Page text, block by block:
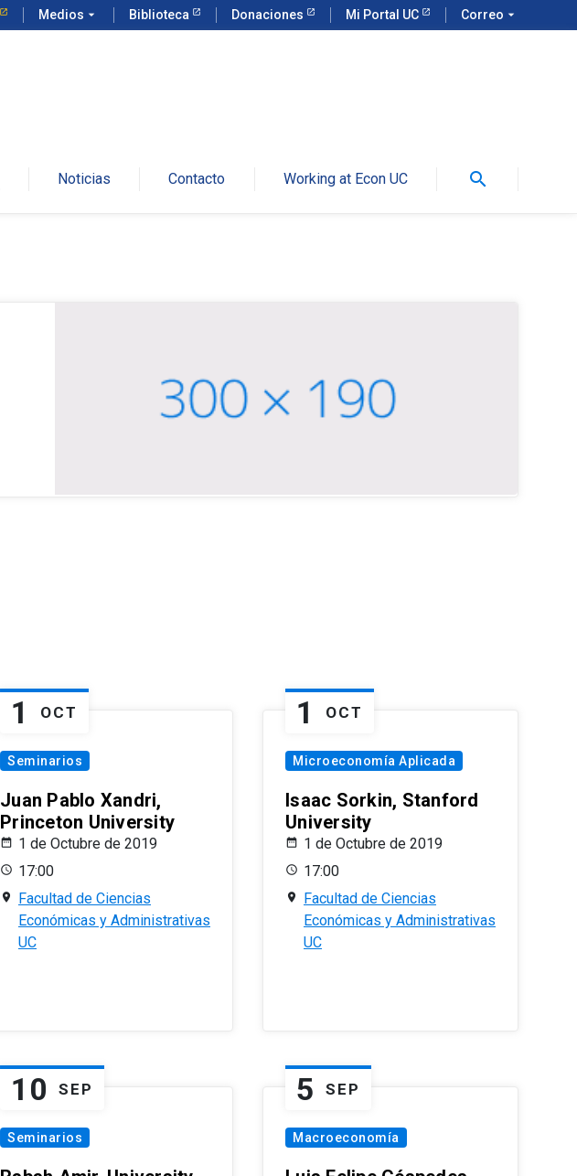
Medios arrow_drop_down Biblioteca Donaciones Mi Portal UC Correo arrow_drop_down
Noticias Contacto Working at Econ UC search
1 OCT
Seminarios
Juan Pablo Xandri,
Princeton University
1 de Octubre de 2019
17:00
Facultad de Ciencias
Económicas y Administrativas
UC
1 OCT
Microeconomía Aplicada
Isaac Sorkin, Stanford
University
1 de Octubre de 2019
17:00
Facultad de Ciencias
Económicas y Administrativas
UC
10 SEP
Seminarios
5 SEP
Macroeconomía